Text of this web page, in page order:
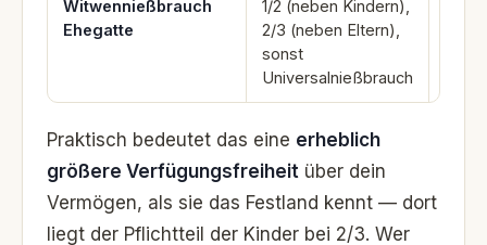
Witwennießbrauch
Ehegatte
1/2 (neben Kindern),
2/3 (neben Eltern),
sonst
Universalnießbrauch
Praktisch bedeutet das eine erheblich
größere Verfügungsfreiheit über dein
Vermögen, als sie das Festland kennt — dort
liegt der Pflichtteil der Kinder bei 2/3. Wer